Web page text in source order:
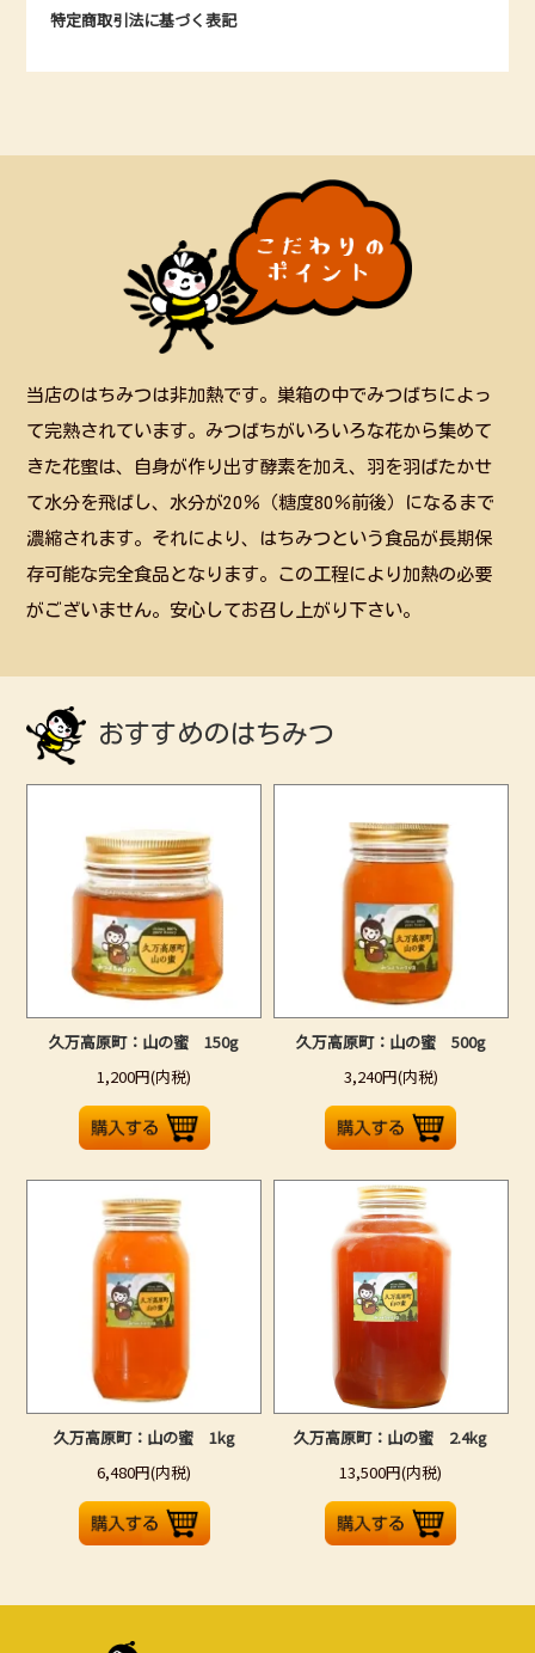
特定商取引法に基づく表記
当店のはちみつは非加熱です。巣箱の中でみつばちによっ
て完熟されています。みつばちがいろいろな花から集めて
きた花蜜は、自身が作り出す酵素を加え、羽を羽ばたかせ
て水分を飛ばし、水分が20％（糖度80％前後）になるまで
濃縮されます。それにより、はちみつという食品が長期保
存可能な完全食品となります。この工程により加熱の必要
がございません。安心してお召し上がり下さい。
おすすめのはちみつ
久万高原町：山の蜜 150g
1,200円(内税)
久万高原町：山の蜜 500g
3,240円(内税)
久万高原町：山の蜜 1kg
6,480円(内税)
久万高原町：山の蜜 2.4kg
13,500円(内税)